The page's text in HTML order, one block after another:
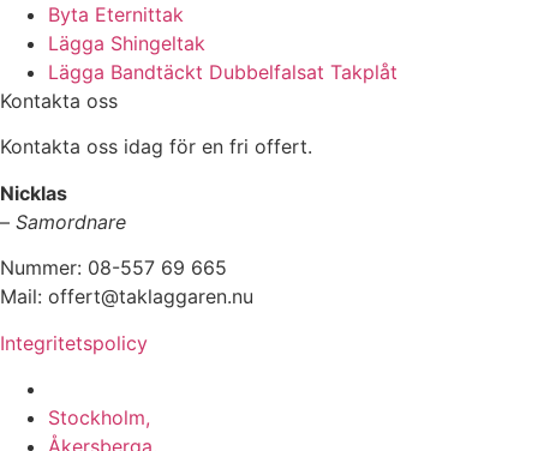
Byta Eternittak
Lägga Shingeltak
Lägga Bandtäckt Dubbelfalsat Takplåt
Kontakta oss
Kontakta oss idag för en fri offert.
Nicklas
– Samordnare
Nummer: 08-557 69 665
Mail: offert@taklaggaren.nu
Integritetspolicy
Stockholm,